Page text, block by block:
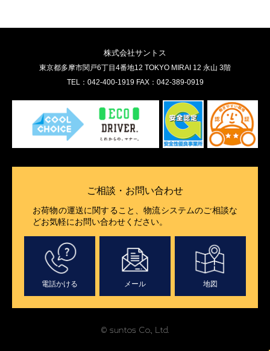
株式会社サントス
東京都多摩市関戸6丁目4番地12 TOKYO MIRAI 12 永山 3階
TEL：042-400-1919 FAX：042-389-0919
ご相談・お問い合わせ
お荷物の運送に関すること、物流システムのご相談な
どお気軽にお問い合わせください。
電話かける メール 地図
© suntos Co., Ltd.